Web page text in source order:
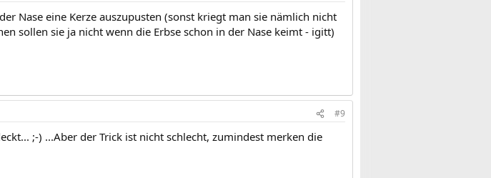
Nase eine Kerze auszupusten (sonst kriegt man sie nämlich nicht
sollen sie ja nicht wenn die Erbse schon in der Nase keimt - igitt)
#9
;-) ...Aber der Trick ist nicht schlecht, zumindest merken die